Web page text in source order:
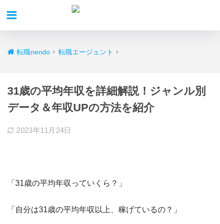
転職nendo 転職エージェント
31歳の平均年収を詳細解説！ジャンル別
データ＆年収UPの方法を紹介
2023年11月24日
「31歳の平均年収っていくら？」
「自分は31歳の平均年収以上、稼げているの？」